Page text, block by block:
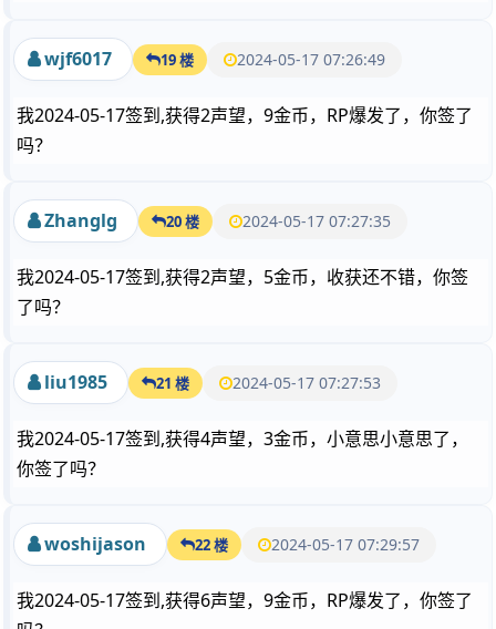
wjf6017 19 楼 2024-05-17 07:26:49
我2024-05-17签到,获得2声望，9金币，RP爆发了，你签了
吗？
Zhanglg 20 楼 2024-05-17 07:27:35
我2024-05-17签到,获得2声望，5金币，收获还不错，你签
了吗？
liu1985 21 楼 2024-05-17 07:27:53
我2024-05-17签到,获得4声望，3金币，小意思小意思了，
你签了吗？
woshijason 22 楼 2024-05-17 07:29:57
我2024-05-17签到,获得6声望，9金币，RP爆发了，你签了